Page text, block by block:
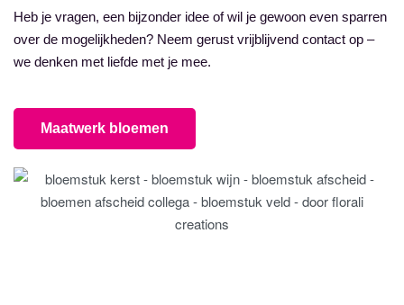
Heb je vragen, een bijzonder idee of wil je gewoon even sparren
over de mogelijkheden? Neem gerust vrijblijvend contact op –
we denken met liefde met je mee.
Maatwerk bloemen